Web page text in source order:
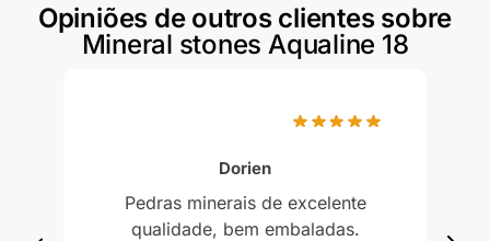
Opiniões de outros clientes sobre
Mineral stones Aqualine 18
Dorien
Pedras minerais de excelente
qualidade, bem embaladas.
Classificado com5 em 5